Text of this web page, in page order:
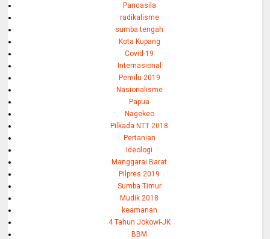
Pancasila
radikalisme
sumba tengah
Kota Kupang
Covid-19
Internasional
Pemilu 2019
Nasionalisme
Papua
Nagekeo
Pilkada NTT 2018
Pertanian
Ideologi
Manggarai Barat
Pilpres 2019
Sumba Timur
Mudik 2018
keamanan
4 Tahun Jokowi-JK
BBM